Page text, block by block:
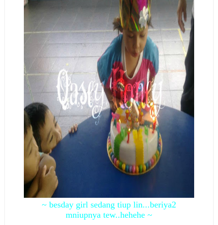
~ besday girl sedang tiup lin...beriya2
mniupnya tew..hehehe ~